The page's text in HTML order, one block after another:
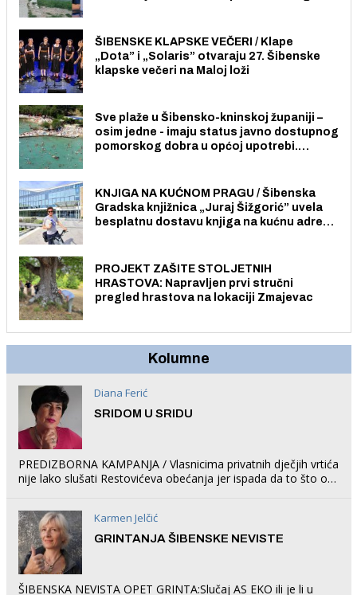
ŠIBENSKE KLAPSKE VEČERI / Klape
„Dota” i „Solaris” otvaraju 27. Šibenske
klapske večeri na Maloj loži
Sve plaže u Šibensko-kninskoj županiji –
osim jedne - imaju status javno dostupnog
pomorskog dobra u općoj upotrebi.
KNJIGA NA KUĆNOM PRAGU / Šibenska
Gradska knjižnica „Juraj Šižgorić” uvela
besplatnu dostavu knjiga na kućnu adresu
PROJEKT ZAŠITE STOLJETNIH
HRASTOVA: Napravljen prvi stručni
pregled hrastova na lokaciji Zmajevac
Kolumne
Diana Ferić
SRIDOM U SRIDU
PREDIZBORNA KAMPANJA / Vlasnicima privatnih dječjih vrtića
nije lako slušati Restovićeva obećanja jer ispada da to što oni
Karmen Jelčić
GRINTANJA ŠIBENSKE NEVISTE
ŠIBENSKA NEVISTA OPET GRINTA:Slučaj AS EKO ili je li u